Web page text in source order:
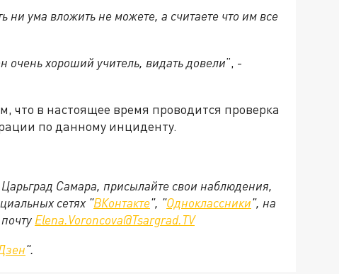
ни ума вложить не можете, а считаете что им все
очень хороший учитель, видать довели”, -
что в настоящее время проводится проверка
по данному инциденту.
Самара, присылайте свои наблюдения,
сетях "ВКонтакте", "Одноклассники", на
Elena.Voroncova@Tsargrad.TV
".